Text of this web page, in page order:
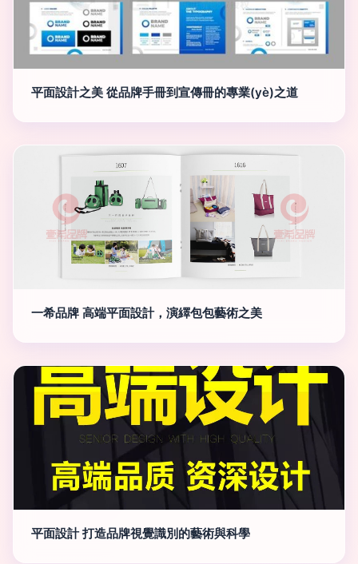
平面設計之美 從品牌手冊到宣傳冊的專業(yè)之道
一希品牌 高端平面設計，演繹包包藝術之美
平面設計 打造品牌視覺識別的藝術與科學